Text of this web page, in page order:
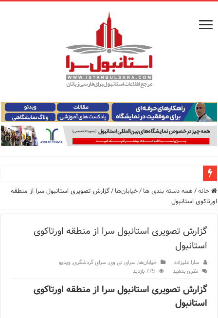
راهنمای فرودگاه‌های استانبول (فاصله و هزینه حمل و نقل
اپلیکیشن KarDes؛ راهنمای رایگان کشف تاریخ و فرهنگ پنهان ترکیه
مرکز خرید پولات استانبول | تجربه‌ای متفاوت از خرید و سبک
12 اشتباه رایج در دریافت شهروندی ترکیه از طریق خرید ملک
ویژگی‌های رفتاری و اجتماعی در زبان ترکی استانبولی
ویژگی‌های منفی شخصیت در زبان ترکی استانبولی
خانه/همه دسته بندی ها /خیابان‌ها /گزارش تصویری استانبول سرا از منطقه
اورتاکوی استانبول
گزارش تصویری استانبول سرا از منطقه اورتاکوی
استانبول
سارا علیزاده خیابان‌ها, سرای تی وی, سرای گردشگری,ویدیو
نظری بدهید
779 بازدید
گزارش تصویری استانبول سرا از منطقه اورتاکوی
استانبول